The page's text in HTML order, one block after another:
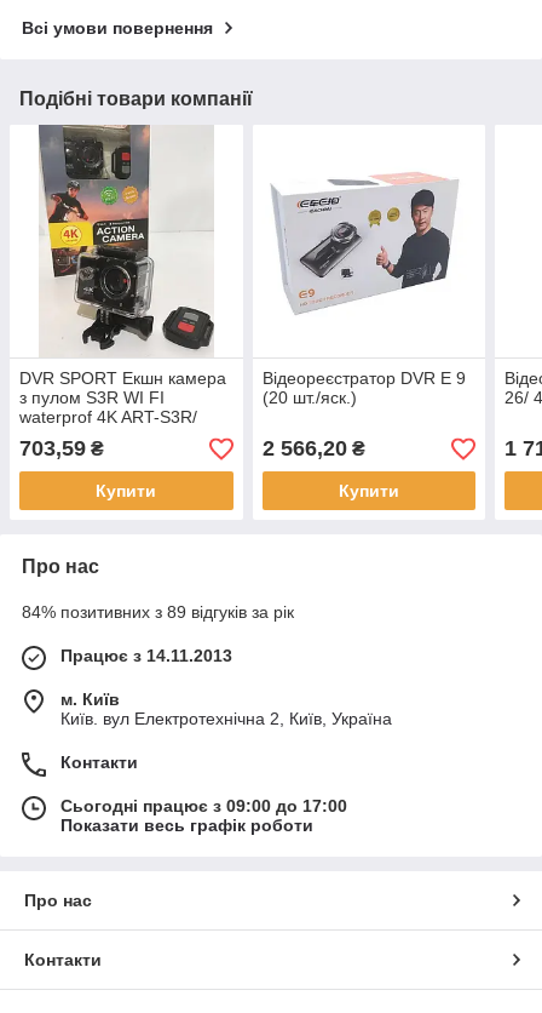
Всі умови повернення
Подібні товари компанії
DVR SPORT Екшн камера
з пулом S3R WI FI
waterprof 4K ART-S3R/
4185 (20 шт./яск.)
703,59 ₴
Купити
Відеореєстратор DVR E 9
(20 шт./яск.)
2 566,20₴
Купити
26/
1
Про нас
84% позитивних з 89 відгуків за рік
Працює з 14.11.2013
м. Київ
Київ. вул Електротехнічна 2, Київ, Україна
Контакти
Сьогодні працює з 09:00 до 17:00
Показати весь графік роботи
Про нас
Контакти